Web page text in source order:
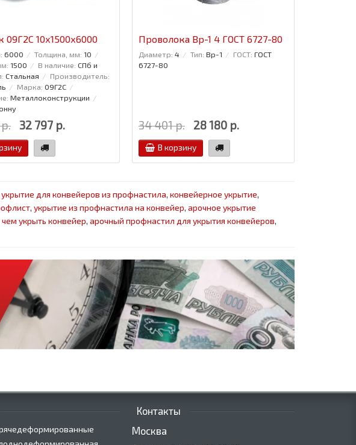
09Г2С 10х1500х6000
6000 Толщина, мм: 10
1500 В наличие: СПб и
Стальная
Производитель:
Марка: 09Г2С
Металлоконструкции
32 797 р.
Проволока Вр-1 4 ГОСТ 6727-80
Диаметр: 4 Тип: Вр-1 ГОСТ: ГОСТ
6727-80
34 401 р. 28 180 р.
В корзину
укрытие для конвейеров из профнастила, конвейерное укрытие,
, укрытие из профнастила на конвейер, арочное укрытие
чем укрыть конвейер, арочный профнастил для укрытия конвейеров,
Контакты
Москва